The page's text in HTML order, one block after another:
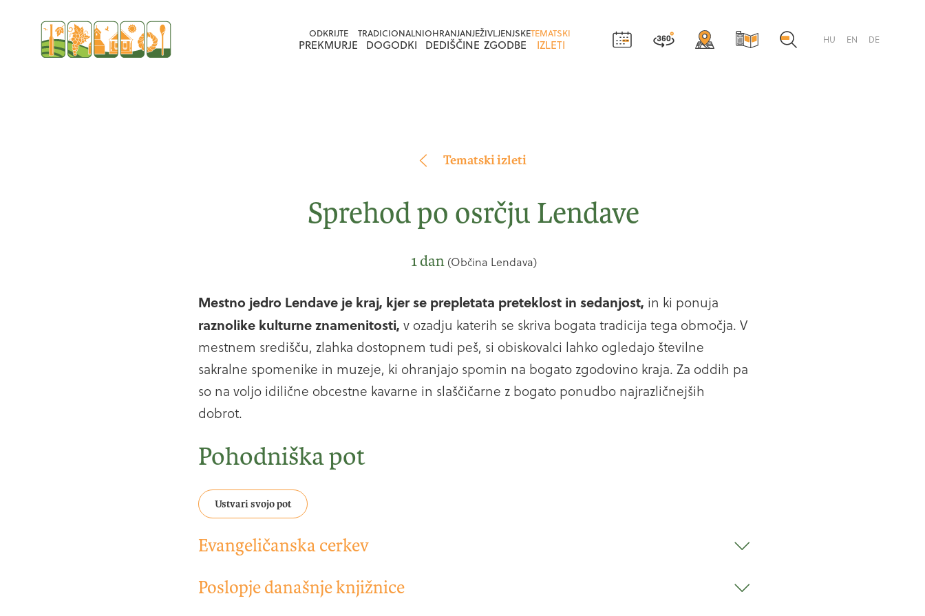
vsebino
navigacijo
ODKRIJTE
PREKMURJE
TRADICIONALNI
DOGODKI
OHRANJANJE
DEDIŠČINE
ŽIVLJENJSKE
ZGODBE
TEMATSKI
IZLETI HU EN DE
Tematski izleti
Sprehod po osrčju Lendave
1 dan (Občina Lendava)
Mestno jedro Lendave je kraj, kjer se prepletata preteklost in sedanjost, in ki ponuja
raznolike kulturne znamenitosti, v ozadju katerih se skriva bogata tradicija tega območja. V
mestnem središču, zlahka dostopnem tudi peš, si obiskovalci lahko ogledajo številne
sakralne spomenike in muzeje, ki ohranjajo spomin na bogato zgodovino kraja. Za oddih pa
so na voljo idilične obcestne kavarne in slaščičarne z bogato ponudbo najrazličnejših
dobrot.
Pohodniška pot
Ustvari svojo pot
Evangeličanska cerkev
a elegantno opremljeno notranjost. Posebno izstopajoča je oltarna podoba, ki je delo
Preberi več
Poslopje današnje knjižnice